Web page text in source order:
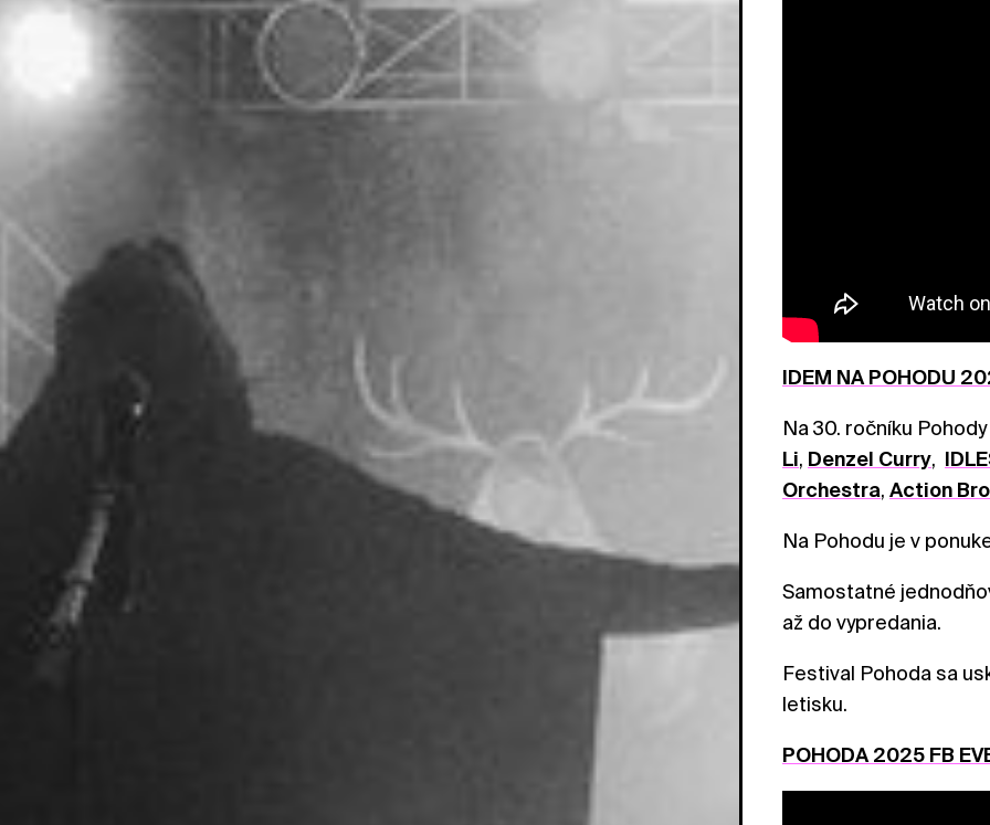
IDEM NA POHODU
Na 30. ročníku
Li, Denzel Curry,
Orchestra, Action
Na Pohodu je v
Samostatné
až do vypredania.
Festival Pohoda sa
letisku.
POHODA 2025 FB